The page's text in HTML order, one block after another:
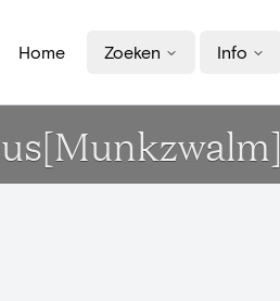
Home Zoeken Info